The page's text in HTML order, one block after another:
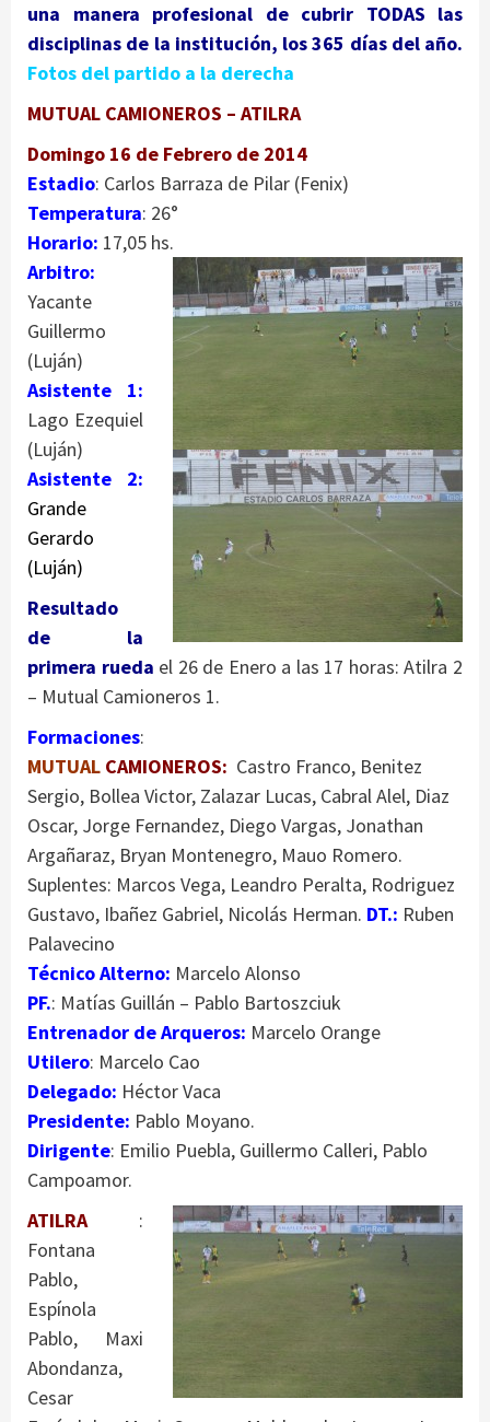
una manera profesional de cubrir TODAS las
disciplinas de la institución, los 365 días del año.
Fotos del partido a la derecha
MUTUAL CAMIONEROS – ATILRA
Domingo 16 de Febrero de 2014
Estadio: Carlos Barraza de Pilar (Fenix)
Temperatura: 26°
Horario: 17,05 hs.
Arbitro:
Yacante
Guillermo
(Luján)
Asistente 1:
Lago Ezequiel
(Luján)
Asistente 2:
Grande
Gerardo
(Luján)
Resultado
de la
primera rueda el 26 de Enero a las 17 horas: Atilra 2
– Mutual Camioneros 1.
Formaciones:
MUTUAL CAMIONEROS: Castro Franco, Benitez
Sergio, Bollea Victor, Zalazar Lucas, Cabral Alel, Diaz
Oscar, Jorge Fernandez, Diego Vargas, Jonathan
Argañaraz, Bryan Montenegro, Mauo Romero.
Suplentes: Marcos Vega, Leandro Peralta, Rodriguez
Gustavo, Ibañez Gabriel, Nicolás Herman. DT.: Ruben
Palavecino
Técnico Alterno: Marcelo Alonso
PF.: Matías Guillán – Pablo Bartoszciuk
Entrenador de Arqueros: Marcelo Orange
Utilero: Marcelo Cao
Delegado: Héctor Vaca
Presidente: Pablo Moyano.
Dirigente: Emilio Puebla, Guillermo Calleri, Pablo
Campoamor.
ATILRA
:
Fontana
Pablo,
Espínola
Pablo, Maxi
Abondanza,
Cesar